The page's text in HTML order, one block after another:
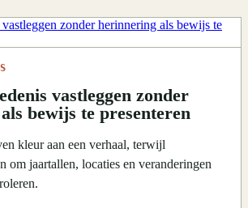
vastleggen zonder
bewijs te presenteren
kleur aan een verhaal, terwijl
om jaartallen, locaties en veranderingen